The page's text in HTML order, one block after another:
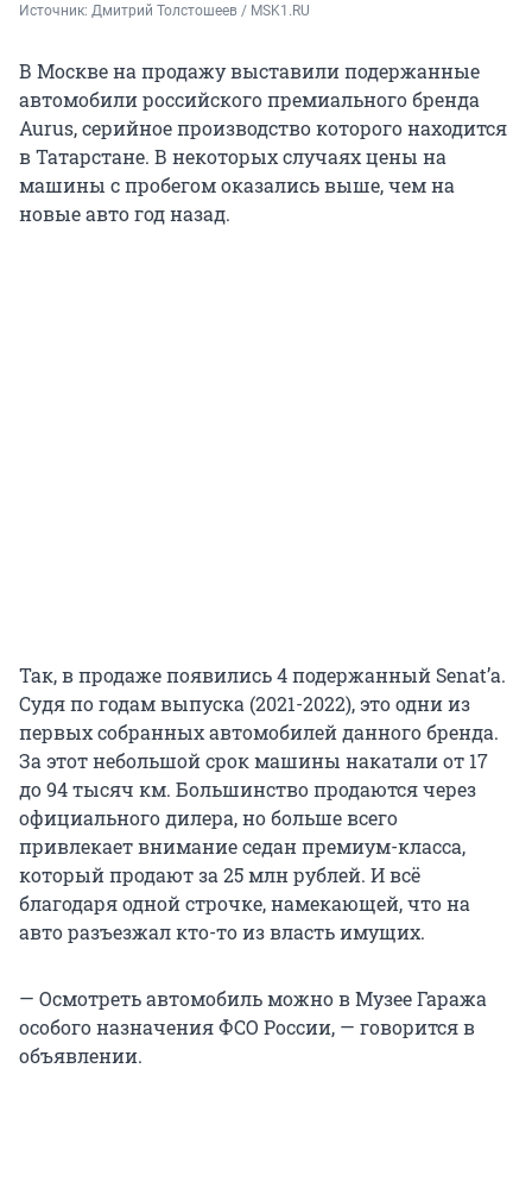
Источник: Дмитрий Толстошеев / MSK1.RU
В Москве на продажу выставили подержанные
автомобили российского премиального бренда
Aurus, серийное производство которого находится
в Татарстане. В некоторых случаях цены на
машины с пробегом оказались выше, чем на
новые авто год назад.
Так, в продаже появились 4 подержанный Senat’а.
Судя по годам выпуска (2021-2022), это одни из
первых собранных автомобилей данного бренда.
За этот небольшой срок машины накатали от 17
до 94 тысяч км. Большинство продаются через
официального дилера, но больше всего
привлекает внимание седан премиум-класса,
который продают за 25 млн рублей. И всё
благодаря одной строчке, намекающей, что на
авто разъезжал кто-то из власть имущих.
— Осмотреть автомобиль можно в Музее Гаража
особого назначения ФСО России, — говорится в
объявлении.